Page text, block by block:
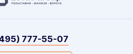
777-55-07